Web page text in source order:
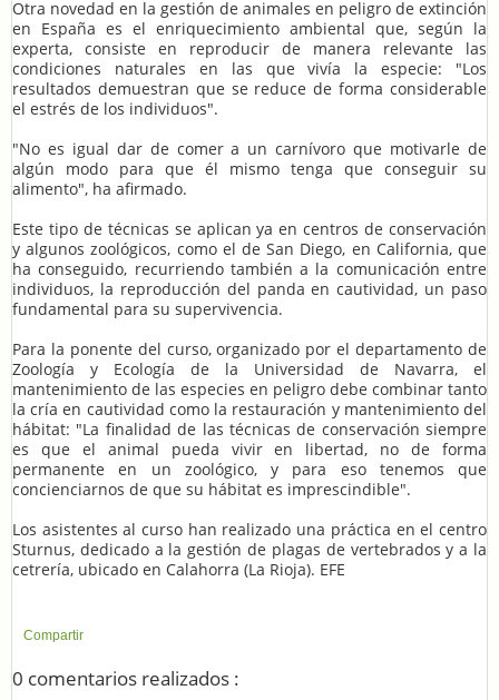
Otra novedad en la gestión de animales en peligro de extinción
en España es el enriquecimiento ambiental que, según la
experta, consiste en reproducir de manera relevante las
condiciones naturales en las que vivía la especie: "Los
resultados demuestran que se reduce de forma considerable
el estrés de los individuos".
"No es igual dar de comer a un carnívoro que motivarle de
algún modo para que él mismo tenga que conseguir su
alimento", ha afirmado.
Este tipo de técnicas se aplican ya en centros de conservación
y algunos zoológicos, como el de San Diego, en California, que
ha conseguido, recurriendo también a la comunicación entre
individuos, la reproducción del panda en cautividad, un paso
fundamental para su supervivencia.
Para la ponente del curso, organizado por el departamento de
Zoología y Ecología de la Universidad de Navarra, el
mantenimiento de las especies en peligro debe combinar tanto
la cría en cautividad como la restauración y mantenimiento del
hábitat: "La finalidad de las técnicas de conservación siempre
es que el animal pueda vivir en libertad, no de forma
permanente en un zoológico, y para eso tenemos que
concienciarnos de que su hábitat es imprescindible".
Los asistentes al curso han realizado una práctica en el centro
Sturnus, dedicado a la gestión de plagas de vertebrados y a la
cetrería, ubicado en Calahorra (La Rioja). EFE
Compartir
0 comentarios realizados :